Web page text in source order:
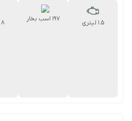
1.5 لیتری 197 اسب بخار